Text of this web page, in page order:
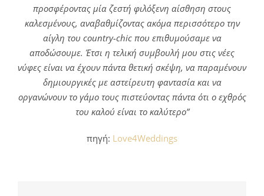
προσφέροντας μία ζεστή φιλόξενη αίσθηση στους
καλεσμένους, αναβαθμίζοντας ακόμα περισσότερο την
αίγλη του country-chic που επιθυμούσαμε να
αποδώσουμε. Έτσι η τελική συμβουλή μου στις νέες
νύφες είναι να έχουν πάντα θετική σκέψη, να παραμένουν
δημιουργικές με αστείρευτη φαντασία και να
οργανώνουν το γάμο τους πιστεύοντας πάντα ότι ο εχθρός
του καλού είναι το καλύτερο”
πηγή: Love4Weddings